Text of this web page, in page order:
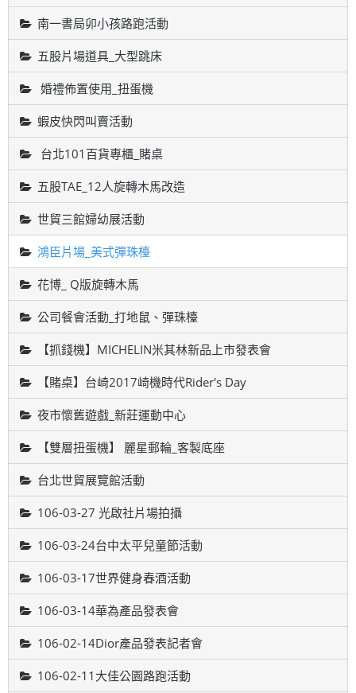
南一書局卯小孩路跑活動
五股片場道具_大型跳床
婚禮佈置使用_扭蛋機
蝦皮快閃叫賣活動
台北101百貨專櫃_賭桌
五股TAE_12人旋轉木馬改造
世貿三館婦幼展活動
鴻臣片場_美式彈珠檯
花博_ Q版旋轉木馬
公司餐會活動_打地鼠、彈珠檯
【抓錢機】MICHELIN米其林新品上市發表會
【賭桌】台崎2017崎機時代Rider's Day
夜市懷舊遊戲_新莊運動中心
【雙層扭蛋機】 麗星郵輪_客製底座
台北世貿展覽館活動
106-03-27 光啟社片場拍攝
106-03-24台中太平兒童節活動
106-03-17世界健身春酒活動
106-03-14華為產品發表會
106-02-14Dior產品發表記者會
106-02-11大佳公園路跑活動